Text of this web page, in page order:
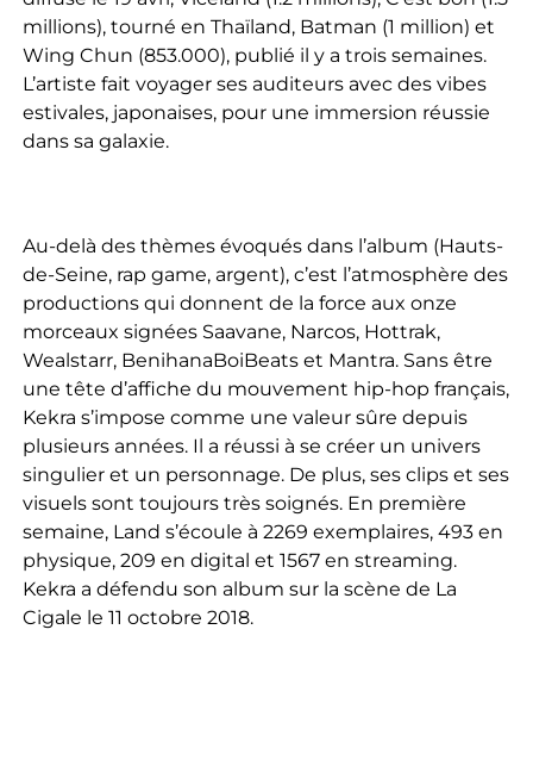
millions), tourné en Thaïland, Batman (1 million) et
Wing Chun (853.000), publié il y a trois semaines.
L’artiste fait voyager ses auditeurs avec des vibes
estivales, japonaises, pour une immersion réussie
dans sa galaxie.
Au-delà des thèmes évoqués dans l’album (Hauts-
de-Seine, rap game, argent), c’est l’atmosphère des
productions qui donnent de la force aux onze
morceaux signées Saavane, Narcos, Hottrak,
Wealstarr, BenihanaBoiBeats et Mantra. Sans être
une tête d’affiche du mouvement hip-hop français,
Kekra s’impose comme une valeur sûre depuis
plusieurs années. Il a réussi à se créer un univers
singulier et un personnage. De plus, ses clips et ses
visuels sont toujours très soignés. En première
semaine, Land s’écoule à 2269 exemplaires, 493 en
physique, 209 en digital et 1567 en streaming.
Kekra a défendu son album sur la scène de La
Cigale le 11 octobre 2018.